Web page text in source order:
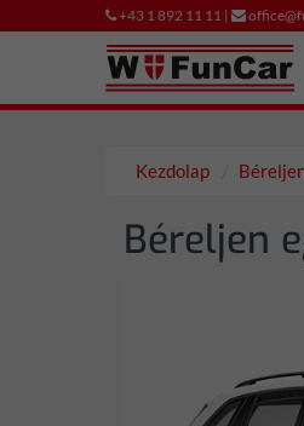
+43 1 892 11 11 |
Kezdolap
Béreljen